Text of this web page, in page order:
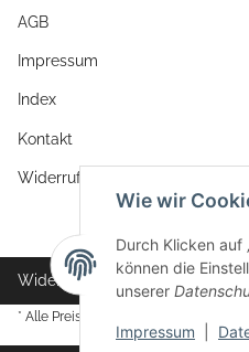
AGB
Impressum
Index
Kontakt
Widerrufsrecht
Widerrufsbutton
* Alle Preise inkl. gesetzlicher USt., zzgl.
Wie wir
Durch Klicken auf
können die
unserer
Impressum